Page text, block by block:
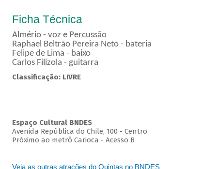
Ficha Técnica
Almério - voz e Percussão
Raphael Beltrão Pereira Neto - bateria
Felipe de Lima - baixo
Carlos Filizola - guitarra
Classificação: LIVRE
Espaço Cultural BNDES
Avenida República do Chile, 100 - Centro
Próximo ao metrô Carioca - Acesso B
Veja as outras atrações do Quintas no BNDES